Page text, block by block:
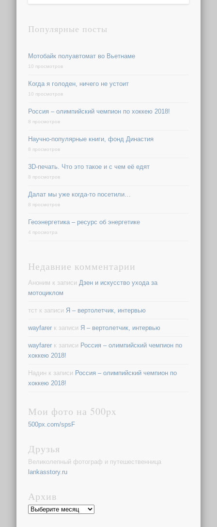
Популярные посты
Мотобайк полуавтомат во Вьетнаме
10 просмотров
Когда я голоден, ничего не устоит
10 просмотров
Россия – олимпийский чемпион по хоккею 2018!
8 просмотров
Научно-популярные книги, фонд Династия
8 просмотров
3D-печать. Что это такое и с чем её едят
8 просмотров
Далат мы уже когда-то посетили…
8 просмотров
Геоэнергетика – ресурс об энергетике
4 просмотра
Недавние комментарии
Аноним к записи Дзен и искусство ухода за
мотоциклом
тст к записи Я – вертолетчик, интервью
wayfarer к записи Я – вертолетчик, интервью
wayfarer к записи Россия – олимпийский чемпион по
хоккею 2018!
Надин к записи Россия – олимпийский чемпион по
хоккею 2018!
Мои фото на 500px
500px.com/spsF
Друзья
Великолепный фотограф и путешественница
lankasstory.ru
Архив
Архив